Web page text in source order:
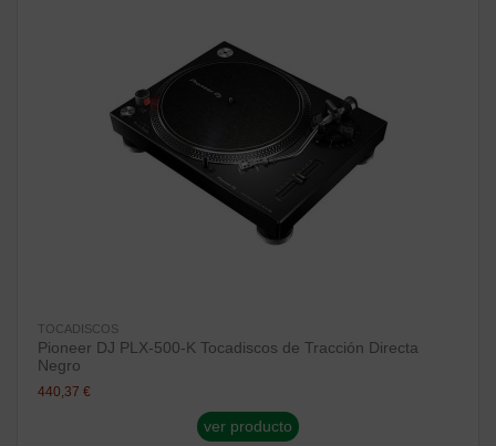
TOCADISCOS
Pioneer DJ PLX-500-K Tocadiscos de Tracción Directa
Negro
440,37 €
ver producto